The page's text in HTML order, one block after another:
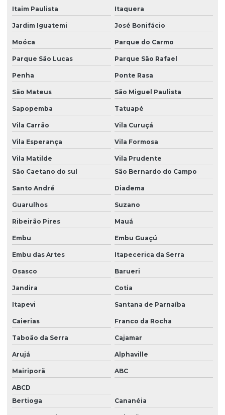
Prad licenciamento ambiental
Programa de supervisão ambiental
Projeto de compensação ambiental
Projeto de cortinamento vegetal
Projeto depósito de agrotóxicos
Projeto de recuperação de áreas degradadas
Projeto de recuperação de áreas degradadas pela mineração
Projeto de reposição florestal compensatória
Projetos ambientais
Projetos ambientais em santa catarina
Projetos de eta
Projetos de ete
Quanto custa para se cadastrar no ibama
Relatório ambiental simplificado ras
Relatório de controle ambiental
Serviço licenciamento ambiental
Serviço de monitoramento ambiental
Tamponamento de poços
Itaim Paulista Itaquera
Jardim Iguatemi José Bonifácio
Moóca Parque do Carmo
Parque São Lucas Parque São Rafael
Penha Ponte Rasa
São Mateus São Miguel Paulista
Sapopemba Tatuapé
Vila Carrão Vila Curuçá
Vila Esperança Vila Formosa
Vila Matilde
Vila Prudente
São Caetano do sul
São Bernardo do Campo
Santo André Diadema
Guarulhos Suzano
Ribeirão Pires Mauá
Embu Embu Guaçú
Embu das Artes Itapecerica da Serra
Osasco Barueri
Jandira Cotia
Itapevi Santana de Parnaíba
Caierias Franco da Rocha
Taboão da Serra Cajamar
Arujá Alphaville
Mairiporã ABC
ABCD
Bertioga
Cananéia